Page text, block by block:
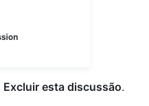
Excluir esta discussão.